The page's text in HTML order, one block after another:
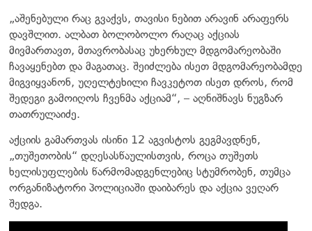
„აშენებული რაც გვაქვს, თავისი ნებით არავინ არაფერს
დავშლით. ალბათ ბოლობოლო რაღაც აქციას
მივმართავთ, მთავრობასაც უხერხულ მდგომარეობაში
ჩავაყენებთ და მაგათაც. შეიძლება ისეთ მდგომარეობამდე
მიგვიყვანონ, უღელტეხილი ჩავკეტოთ ისეთ დროს, რომ
შედეგი გამოიღოს ჩვენმა აქციამ“, – აღნიშნავს ნუგზარ
თათრულაიძე.
აქციის გამართვას ისინი 12 აგვისტოს გეგმავდნენ,
„თუშეთობის“ დღესასწაულისთვის, როცა თუშეთს
ხელისუფლების წარმომადგენლებიც სტუმრობენ, თუმცა
ორგანიზატორი პოლიციაში დაიბარეს და აქცია ვეღარ
შედგა.